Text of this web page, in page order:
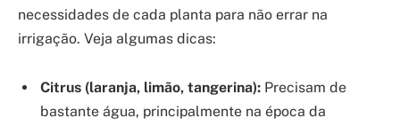
necessidades de cada planta para não errar na
irrigação. Veja algumas dicas:
Citrus (laranja, limão, tangerina): Precisam de
bastante água, principalmente na época da